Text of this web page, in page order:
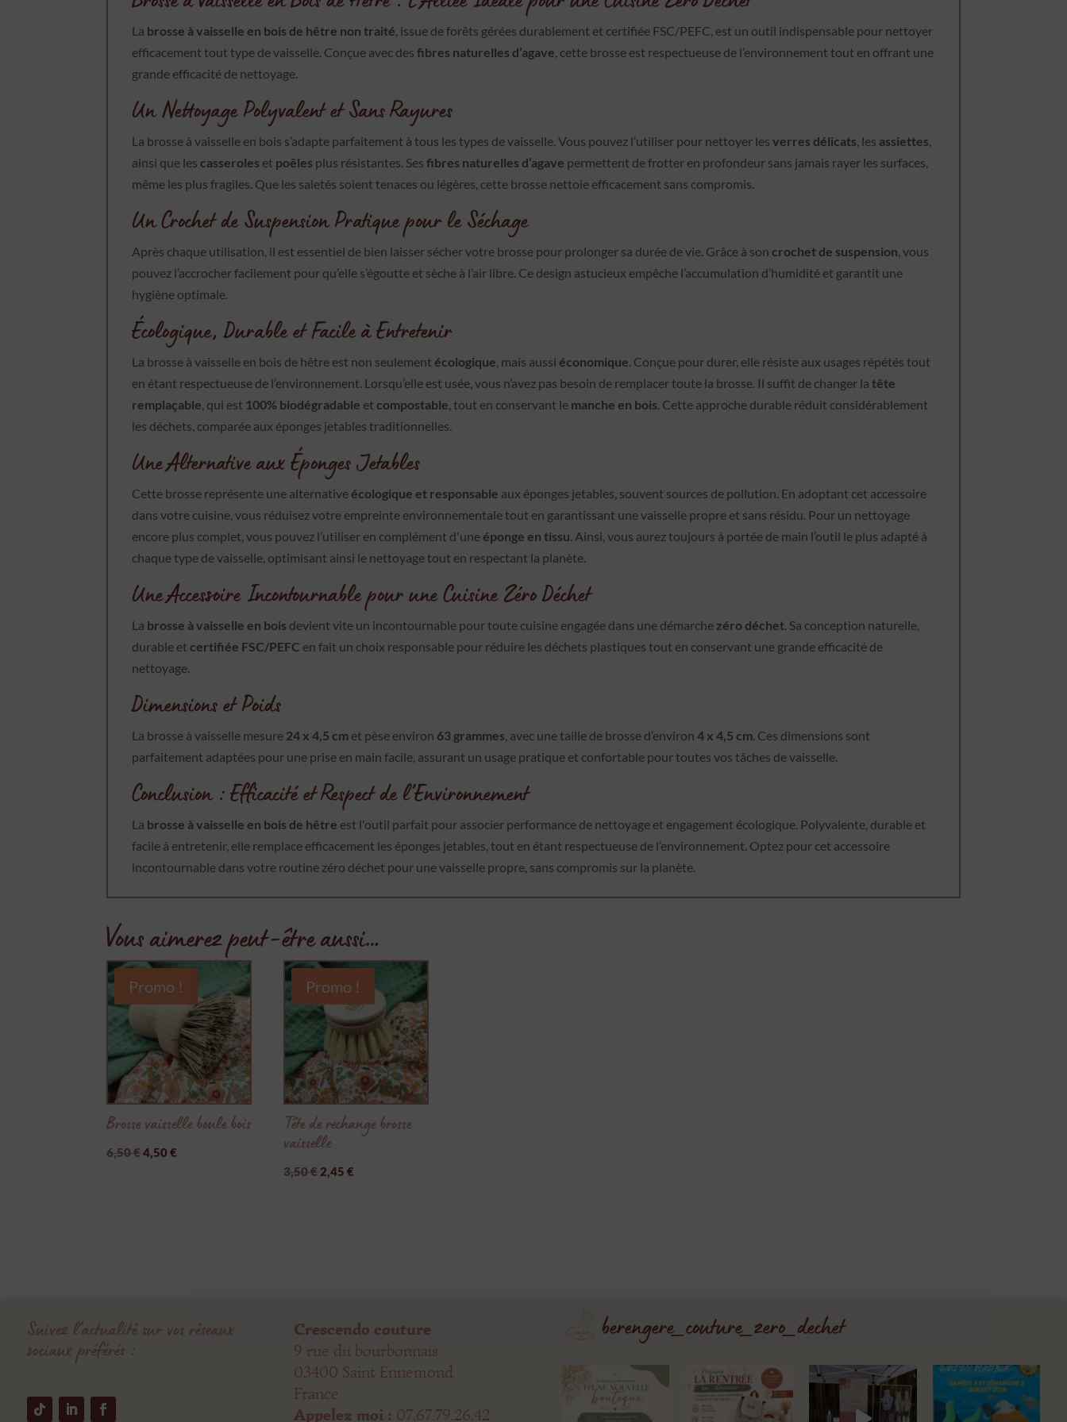
La brosse à vaisselle en bois de hêtre non traité, issue de forêts gérées durablement et certifiée FSC/PEFC, est un outil indispensable pour nettoyer
efficacement tout type de vaisselle. Conçue avec desfibres naturelles d’agave, cette brosse est respectueuse de l’environnement tout en offrant une
grande efficacité de nettoyage.
Un Nettoyage Polyvalent et Sans Rayures
La brosse à vaisselle en bois s’adapte parfaitement à tous les types de vaisselle. Vous pouvez l’utiliser pour nettoyer lesverres délicats, les assiettes,
ainsi que les casseroles et poêles plus résistantes. Sesfibres naturelles d’agave permettent de frotter en profondeur sans jamais rayer les surfaces,
même les plus fragiles. Que les saletés soient tenaces ou légères, cette brosse nettoie efficacement sans compromis.
Un Crochet de Suspension Pratique pour le Séchage
Après chaque utilisation, il est essentiel de bien laisser sécher votre brosse pour prolonger sa durée de vie. Grâce à son crochet de suspension, vous
pouvez l’accrocher facilement pour qu’elle s’égoutte et sèche à l’air libre. Ce design astucieux empêche l’accumulation d’humidité et garantit une
hygiène optimale.
Écologique, Durable et Facile à Entretenir
La brosse à vaisselle en bois de hêtre est non seulement écologique, mais aussi économique. Conçue pour durer, elle résiste aux usages répétés tout
en étant respectueuse de l’environnement. Lorsqu’elle est usée, vous n’avez pas besoin de remplacer toute la brosse. Il suffit de changer latête
remplaçable, qui est 100% biodégradable et compostable, tout en conservant le manche en bois. Cette approche durable réduit considérablement
les déchets, comparée aux éponges jetables traditionnelles.
Une Alternative aux Éponges Jetables
Cette brosse représente une alternative écologique et responsable aux éponges jetables, souvent sources de pollution. En adoptant cet accessoire
dans votre cuisine, vous réduisez votre empreinte environnementale tout en garantissant une vaisselle propre et sans résidu. Pour un nettoyage
encore plus complet, vous pouvez l’utiliser en complément d'une éponge en tissu. Ainsi, vous aurez toujours à portée de main l’outil le plus adapté à
chaque type de vaisselle, optimisant ainsi le nettoyage tout en respectant la planète.
Une Accessoire Incontournable pour une Cuisine Zéro Déchet
La brosse à vaisselle en bois devient vite un incontournable pour toute cuisine engagée dans une démarche zéro déchet. Sa conception naturelle,
durable et certifiée FSC/PEFC en fait un choix responsable pour réduire les déchets plastiques tout en conservant une grande efficacité de
nettoyage.
Dimensions et Poids
La brosse à vaisselle mesure 24 x 4,5 cm et pèse environ 63 grammes, avec une taille de brosse d’environ4 x 4,5 cm. Ces dimensions sont
parfaitement adaptées pour une prise en main facile, assurant un usage pratique et confortable pour toutes vos tâches de vaisselle.
Conclusion : Efficacité et Respect de l’Environnement
La brosse à vaisselle en bois de hêtre est l'outil parfait pour associer performance de nettoyage et engagement écologique. Polyvalente, durable et
facile à entretenir, elle remplace efficacement les éponges jetables, tout en étant respectueuse de l’environnement. Optez pour cet accessoire
incontournable dans votre routine zéro déchet pour une vaisselle propre, sans compromis sur la planète.
Vous aimerez peut-être aussi…
Promo !
Brosse vaisselle boule bois
6,50€Le
4,50€
Promo !
Tête de rechange brosse
vaisselle
3,50€ Le
2,45€
Suivez l’actualité sur vos réseaux
sociaux préférés :
Crescendo couture
9 rue du bourbonnais
03400 Saint Ennemond
France
Appelez moi : 07.67.79.26.42
berengere_couture_zero_dechet